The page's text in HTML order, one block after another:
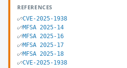
REFERENCES
CVE-2025-1938
MFSA 2025-14
MFSA 2025-16
MFSA 2025-17
MFSA 2025-18
CVE-2025-1938